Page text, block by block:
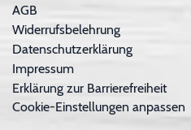
AGB
Widerrufsbelehrung
Datenschutzerklärung
Impressum
Erklärung zur Barrierefreiheit
Cookie-Einstellungen anpassen